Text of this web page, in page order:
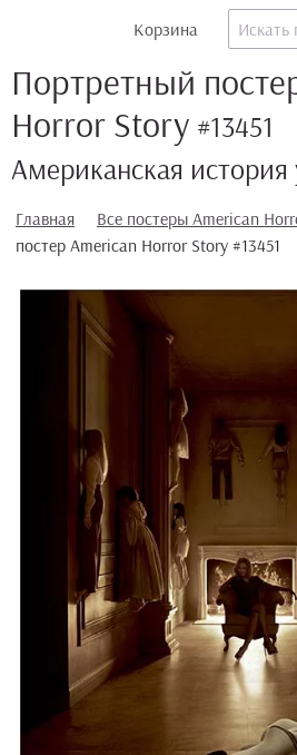
Корзина
Портретный
Horror Story #13451
Американская история
Главная Все постеры American
постер American Horror Story #13451